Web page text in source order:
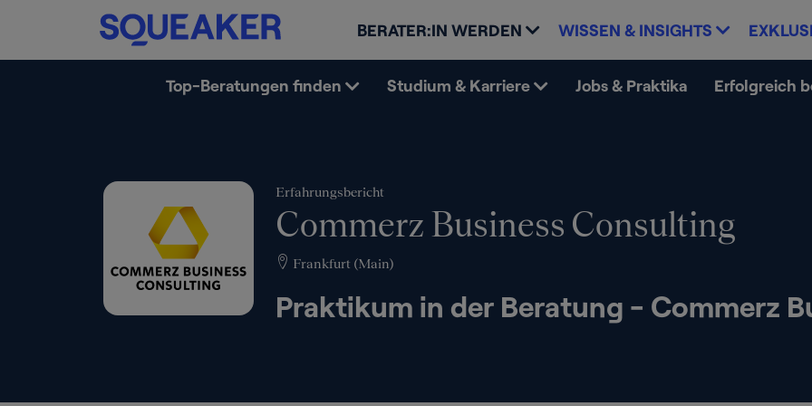
BERATER:IN WERDEN WISSEN & INSIGHTS
Top-Beratungen finden Studium & Karriere Jobs & Praktika Erfolgreich
Erfahrungsbericht
Commerz Business Consulting
Frankfurt (Main)
Praktikum in der Beratung - Commerz